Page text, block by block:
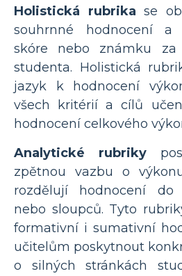
Holistická rubrika se
souhrnné hodnocení a
skóre nebo známku
studenta. Holistická
jazyk k hodnocení
všech kritérií a cílů
hodnocení celkového
Analytické rubriky
zpětnou vazbu o
rozdělují hodnocení do
nebo sloupců. Tyto
formativní i sumativní
učitelům poskytnout
o silných stránkách